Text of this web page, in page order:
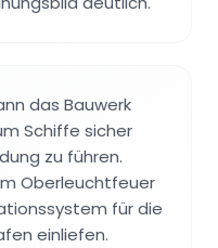
das Bauwerk
Schiffe sicher
zu führen.
Oberleuchtfeuer
für die
einliefen.